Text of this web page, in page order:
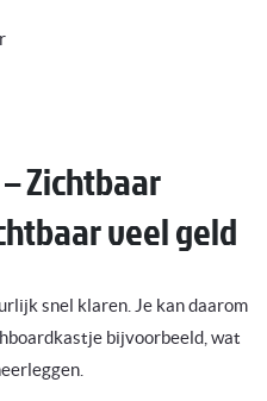
– Zichtbaar
veel geld
snel klaren. Je kan daarom
bijvoorbeeld, wat